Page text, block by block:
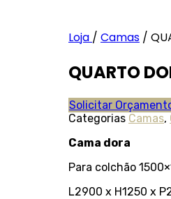
Loja / Camas /
QUARTO
Solicitar
Categorias Camas,
Cama dora
Para colchão
L2900 x H1250 x